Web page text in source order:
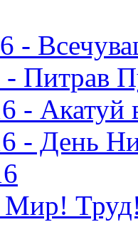
-
Питрав
- Акатуй
- День
Мир!